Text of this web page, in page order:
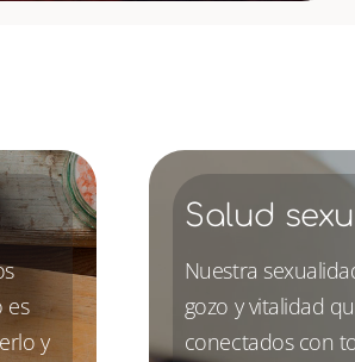
es
y
Salud
Nuestra
gozo y vitalidad
conectados con